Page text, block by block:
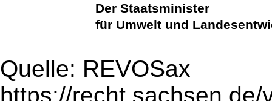
Der Staatsminister
für Umwelt und
Quelle: REVOSax
https://